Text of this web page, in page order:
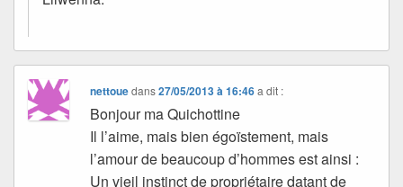
nettouedans27/05/2013 à 16:46 a dit :
Bonjour ma Quichottine
Il l’aime, mais bien égoïstement, mais
l’amour de beaucoup d’hommes est ainsi :
Un vieil instinct de propriétaire datant de